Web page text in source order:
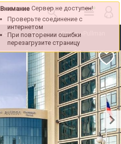
Внимание Сервер не доступен!
Проверьте соединение с
интернетом
При повторении ошибки
перезагрузите страницу
Сочи → Сочи → Отель «Pullman